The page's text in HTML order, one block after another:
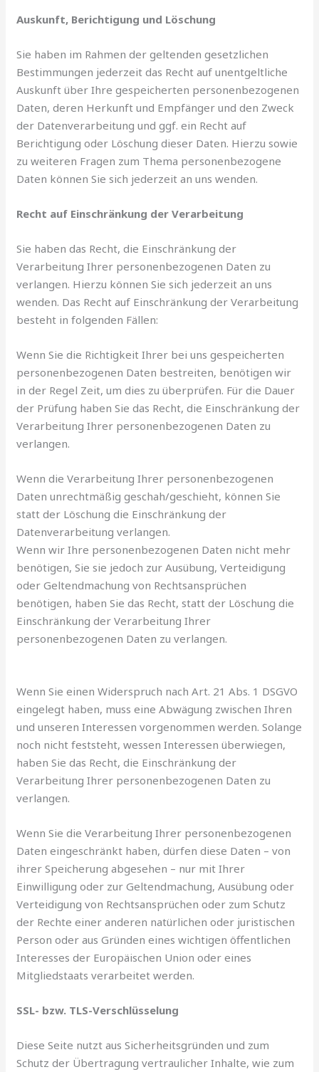
Auskunft, Berichtigung und Löschung
Sie haben im Rahmen der geltenden gesetzlichen
Bestimmungen jederzeit das Recht auf unentgeltliche
Auskunft über Ihre gespeicherten personenbezogenen
Daten, deren Herkunft und Empfänger und den Zweck
der Datenverarbeitung und ggf. ein Recht auf
Berichtigung oder Löschung dieser Daten. Hierzu sowie
zu weiteren Fragen zum Thema personenbezogene
Daten können Sie sich jederzeit an uns wenden.
Recht auf Einschränkung der Verarbeitung
Sie haben das Recht, die Einschränkung der
Verarbeitung Ihrer personenbezogenen Daten zu
verlangen. Hierzu können Sie sich jederzeit an uns
wenden. Das Recht auf Einschränkung der Verarbeitung
besteht in folgenden Fällen:
Wenn Sie die Richtigkeit Ihrer bei uns gespeicherten
personenbezogenen Daten bestreiten, benötigen wir
in der Regel Zeit, um dies zu überprüfen. Für die Dauer
der Prüfung haben Sie das Recht, die Einschränkung der
Verarbeitung Ihrer personenbezogenen Daten zu
verlangen.
Wenn die Verarbeitung Ihrer personenbezogenen
Daten unrechtmäßig geschah/geschieht, können Sie
statt der Löschung die Einschränkung der
Datenverarbeitung verlangen.
Wenn wir Ihre personenbezogenen Daten nicht mehr
benötigen, Sie sie jedoch zur Ausübung, Verteidigung
oder Geltendmachung von Rechtsansprüchen
benötigen, haben Sie das Recht, statt der Löschung die
Einschränkung der Verarbeitung Ihrer
personenbezogenen Daten zu verlangen.
Wenn Sie einen Widerspruch nach Art. 21 Abs. 1 DSGVO
eingelegt haben, muss eine Abwägung zwischen Ihren
und unseren Interessen vorgenommen werden. Solange
noch nicht feststeht, wessen Interessen überwiegen,
haben Sie das Recht, die Einschränkung der
Verarbeitung Ihrer personenbezogenen Daten zu
verlangen.
Wenn Sie die Verarbeitung Ihrer personenbezogenen
Daten eingeschränkt haben, dürfen diese Daten – von
ihrer Speicherung abgesehen – nur mit Ihrer
Einwilligung oder zur Geltendmachung, Ausübung oder
Verteidigung von Rechtsansprüchen oder zum Schutz
der Rechte einer anderen natürlichen oder juristischen
Person oder aus Gründen eines wichtigen öffentlichen
Interesses der Europäischen Union oder eines
Mitgliedstaats verarbeitet werden.
SSL- bzw. TLS-Verschlüsselung
Diese Seite nutzt aus Sicherheitsgründen und zum
Schutz der Übertragung vertraulicher Inhalte, wie zum